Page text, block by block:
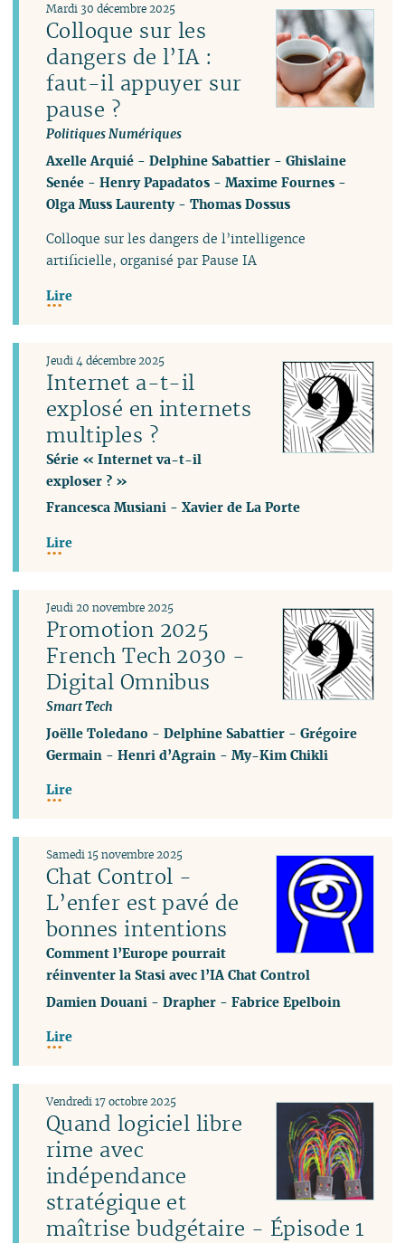
Colloque sur les
dangers de l’IA :
faut-il appuyer sur
pause ?
Politiques Numériques
Mardi 30 décembre 2025
Axelle Arquié -Delphine Sabattier -Ghislaine
Senée -Henry Papadatos -Maxime Fournes -
Olga Muss Laurenty-Thomas Dossus
Colloque sur les dangers de l’intelligence
artificielle, organisé par Pause IA
Lire
Internet a-t-il
explosé en internets
multiples ?
Série « Internet va-t-il
exploser ? »
Jeudi 4 décembre 2025
Francesca Musiani -Xavier de La Porte
Lire
Promotion 2025
French Tech 2030 -
Digital Omnibus
Smart Tech
Jeudi 20 novembre 2025
Joëlle Toledano -Delphine Sabattier -Grégoire
Germain -Henri d’Agrain -My-Kim Chikli
Lire
Chat Control -
L’enfer est pavé de
bonnes intentions
Comment l’Europe pourrait
réinventer la Stasi avec l’IA Chat Control
Samedi 15 novembre 2025
Damien Douani -Drapher -Fabrice Epelboin
Lire
Quand logiciel libre
rime avec
indépendance
stratégique et
maîtrise budgétaire - Épisode 1
Vendredi 17 octobre 2025